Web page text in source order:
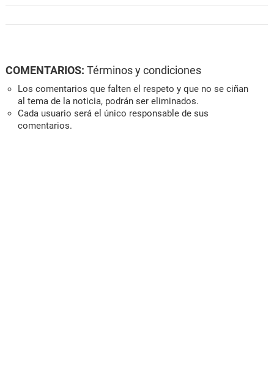
COMENTARIOS: Términos y condiciones
Los comentarios que falten el respeto y que no se ciñan
al tema de la noticia, podrán ser eliminados.
Cada usuario será el único responsable de sus
comentarios.